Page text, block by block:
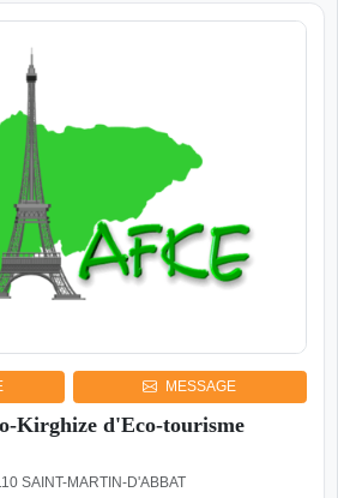
MESSAGE
Kirghize d'Eco-tourisme
SAINT-MARTIN-D'ABBAT